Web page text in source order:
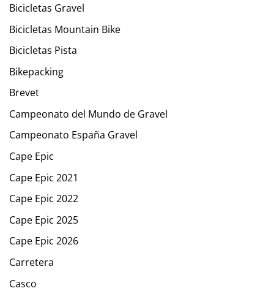
Bicicletas Gravel
Bicicletas Mountain Bike
Bicicletas Pista
Bikepacking
Brevet
Campeonato del Mundo de Gravel
Campeonato España Gravel
Cape Epic
Cape Epic 2021
Cape Epic 2022
Cape Epic 2025
Cape Epic 2026
Carretera
Casco